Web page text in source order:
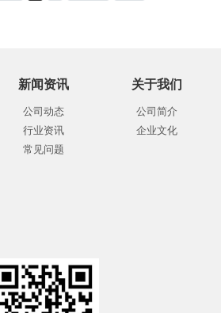
新闻资讯
公司动态
行业资讯
常见问题
关于我们
公司简介
企业文化